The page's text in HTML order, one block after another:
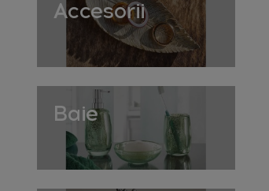
Accesorii
Baie